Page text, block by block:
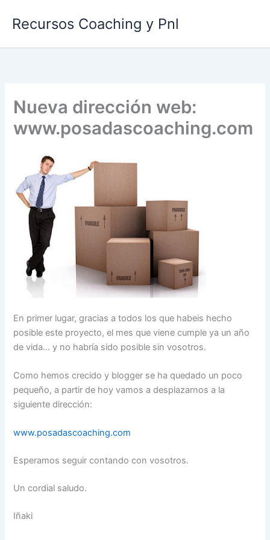
Recursos Coaching y Pnl
Nueva dirección web:
www.posadascoaching.com
En primer lugar, gracias a todos los que habeis hecho
posible este proyecto, el mes que viene cumple ya un año
de vida… y no habría sido posible sin vosotros.
Como hemos crecido y blogger se ha quedado un poco
pequeño, a partir de hoy vamos a desplazarnos a la
siguiente dirección:
www.posadascoaching.com
Esperamos seguir contando con vosotros.
Un cordial saludo.
Iñaki